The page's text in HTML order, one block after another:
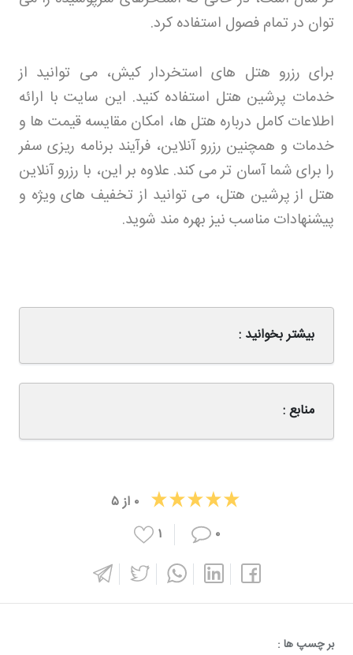
توان در تمام فصول استفاده کرد.
برای رزرو هتل های استخردار کیش، می توانید از
خدمات پرشین هتل استفاده کنید. این سایت با ارائه
اطلاعات کامل درباره هتل ها، امکان مقایسه قیمت ها و
خدمات و همچنین رزرو آنلاین، فرآیند برنامه ریزی سفر
را برای شما آسان تر می کند. علاوه بر این، با رزرو آنلاین
هتل از پرشین هتل، می توانید از تخفیف های ویژه و
پیشنهادات مناسب نیز بهره مند شوید.
بیشتر بخوانید :
منابع :
۰ از۵
۰
۱
بر چسپ ها :